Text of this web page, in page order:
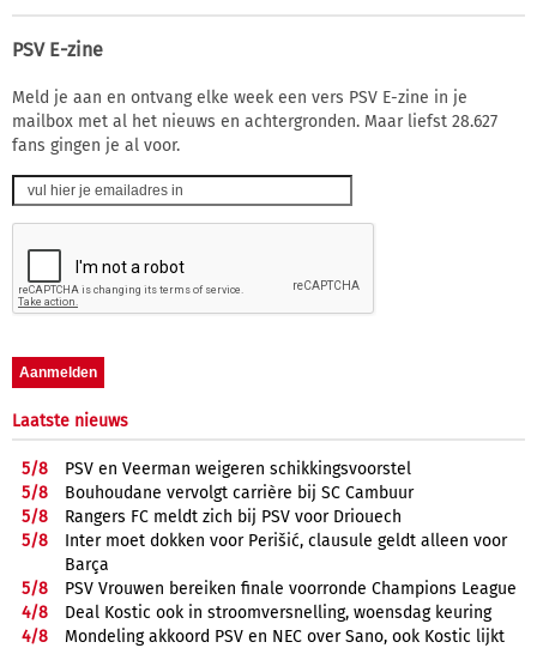
PSV E-zine
Meld je aan en ontvang elke week een vers PSV E-zine in je
mailbox met al het nieuws en achtergronden. Maar liefst 28.627
fans gingen je al voor.
Laatste nieuws
5/8
PSV en Veerman weigeren schikkingsvoorstel
5/8
Bouhoudane vervolgt carrière bij SC Cambuur
5/8
Rangers FC meldt zich bij PSV voor Driouech
5/8
Inter moet dokken voor Perišić, clausule geldt alleen voor
Barça
5/8
PSV Vrouwen bereiken finale voorronde Champions League
4/8
Deal Kostic ook in stroomversnelling, woensdag keuring
4/8
Mondeling akkoord PSV en NEC over Sano, ook Kostic lijkt